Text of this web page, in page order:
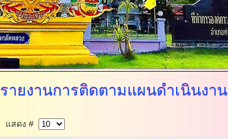
รายงานการติดตามแผนดำเนินงาน
แสดง #